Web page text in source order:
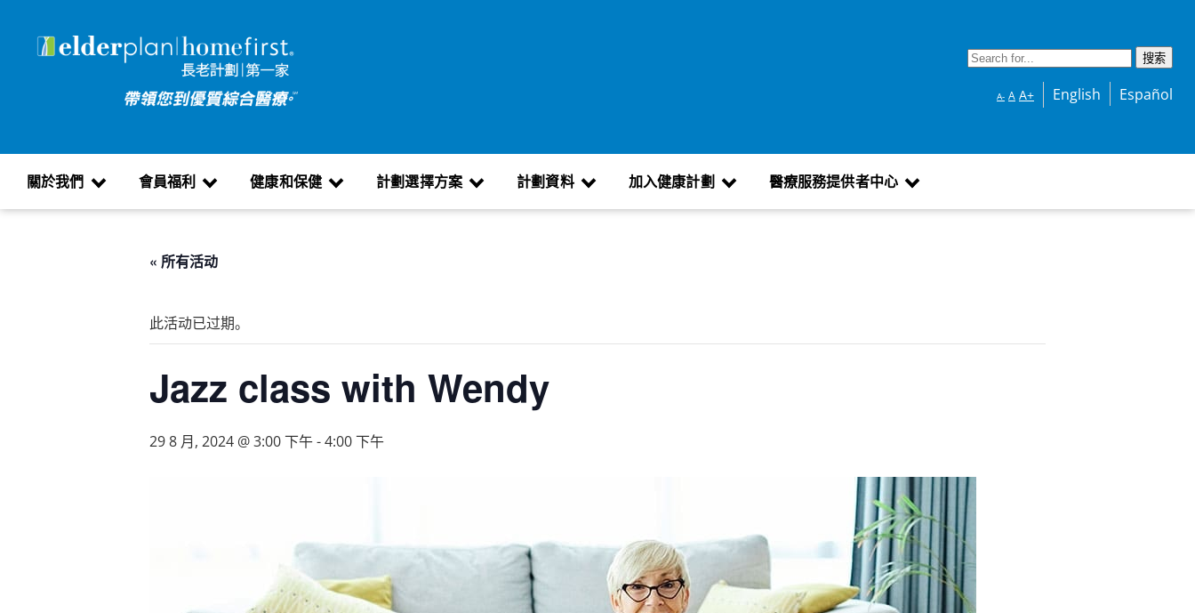
A- A A+ English Español
關於我們 會員福利 健康和保健 計劃選擇方案 計劃資料 加入健康計劃 醫療服務提供者中心
« 所有活动
此活动已过期。
Jazz class with Wendy
29 8 月, 2024 @ 3:00 下午-4:00 下午